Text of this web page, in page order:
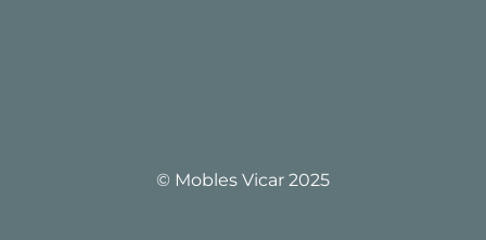
© Mobles Vicar 2025